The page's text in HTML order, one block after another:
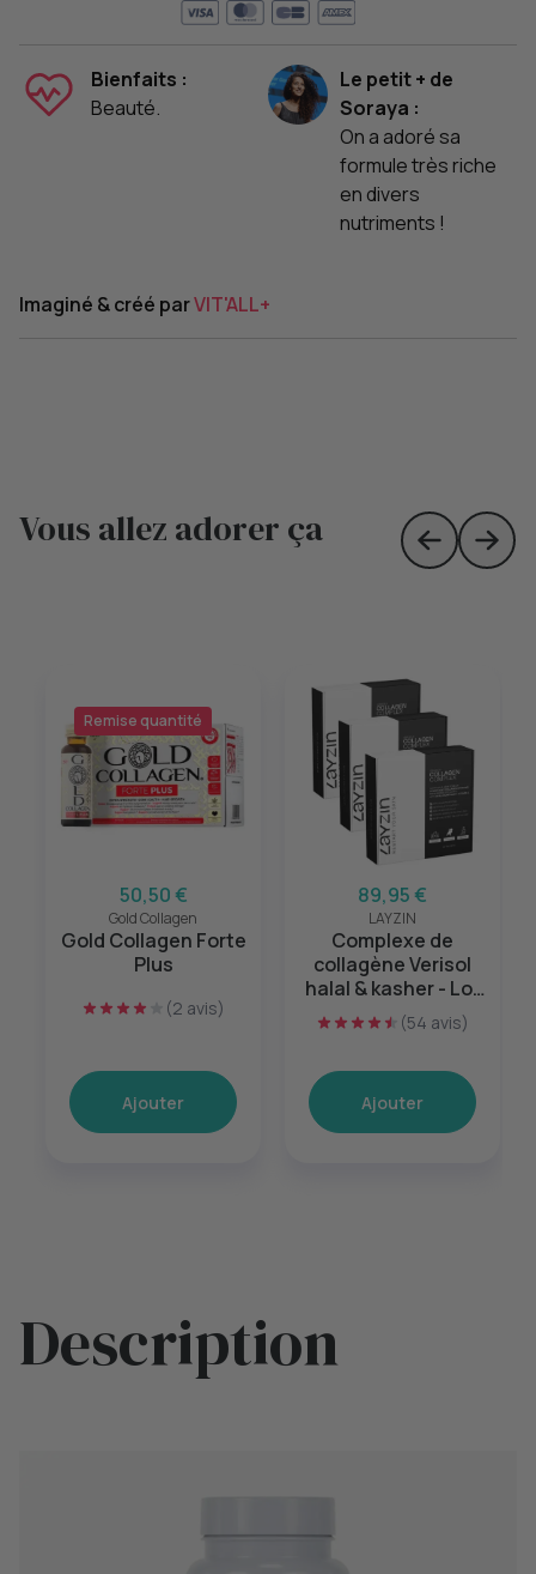
Bienfaits :
Beauté.
Le petit + de
Soraya :
On a adoré sa
formule très riche
en divers
nutriments !
Imaginé & créé parVIT'ALL+
Vous allez adorer ça
Skip toSkip
Remise quantité
50,50 €
Gold Collagen
Gold Collagen Forte
Plus
(2 avis)
Ajouter
89,95 €
LAYZIN
Complexe de
collagène Verisol
halal & kasher - Lot
de 3(54 avis)
Ajouter
Description